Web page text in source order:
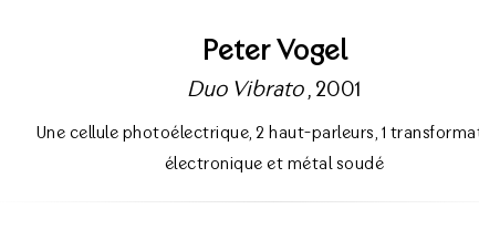
Peter Vogel
Duo Vibrato, 2001
Une cellule photoélectrique,2 haut-parleurs, 1
électronique et métal soudé